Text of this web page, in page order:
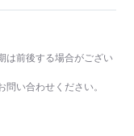
は前後する場合がござい
い合わせください。